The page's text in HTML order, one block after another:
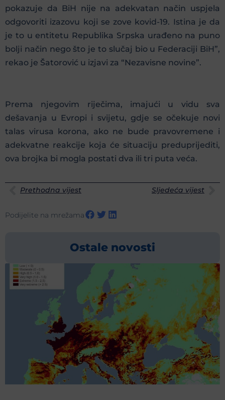
pokazuje da BiH nije na adekvatan način uspjela
odgovoriti izazovu koji se zove kovid-19. Istina je da
je to u entitetu Republika Srpska urađeno na puno
bolji način nego što je to slučaj bio u Federaciji BiH”,
rekao je Šatorović u izjavi za “Nezavisne novine”.
Prema njegovim riječima, imajući u vidu sva
dešavanja u Evropi i svijetu, gdje se očekuje novi
talas virusa korona, ako ne bude pravovremene i
adekvatne reakcije koja će situaciju preduprijediti,
ova brojka bi mogla postati dva ili tri puta veća.
Prethodna vijest Sljedeća vijest
Podijelite na mrežama
Ostale novosti